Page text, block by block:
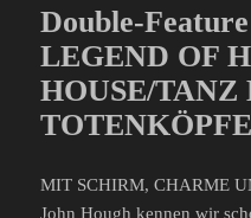
Double-
LEGEND OF
HOUSE/TANZ
MIT SCHIRM, CHARME
John Hough kennen wir